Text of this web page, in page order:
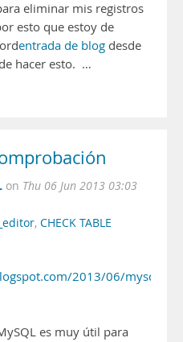
eliminar mis registros
esto que estoy de
entrada de blog desde
hacer esto. …
on Thu 06 Jun 2013 03:03
, CHECK TABLE
2013/06/mysql-
es muy útil para